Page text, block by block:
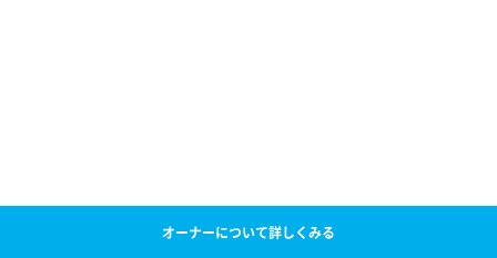
オーナーについて詳しくみる